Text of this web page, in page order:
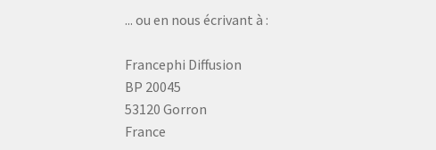
... ou en nous écrivant à :
Francephi Diffusion
BP 20045
53120 Gorron
France